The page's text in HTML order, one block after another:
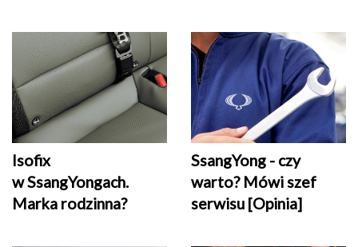
Isofix
w SsangYongach.
Marka rodzinna?
SsangYong - czy
warto? Mówi szef
serwisu [Opinia]